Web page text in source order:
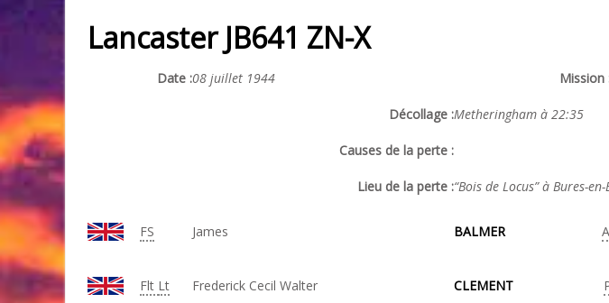
Lancaster JB641 ZN-X
Date :08 juillet 1944 Mission
Décollage :Metheringham à 22:35
Causes de la perte :
Lieu de la perte :“Bois de Locus” à Bures-
FS James BALMER
Flt Lt Frederick Cecil Walter CLEMENT